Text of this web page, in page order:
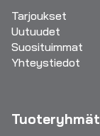
Tarjoukset
Uutuudet
Suosituimmat
Yhteystiedot
Tuoteryhmät